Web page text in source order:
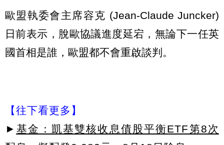
歐盟執委會主席容克 (Jean-Claude Juncker)
日前表示，脫歐協議進度延宕，無論下一任英
國首相是誰，歐盟都不會重啟談判。
【往下看更多】
► 基金：凱基雙核收息債股平衡ETF第8次